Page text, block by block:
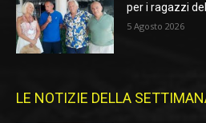
per i ragazzi
5 Agosto 2026
LE NOTIZIE DELLA